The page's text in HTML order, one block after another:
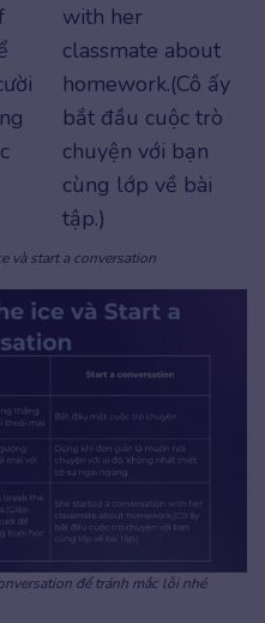
with her
classmate about
homework.(Cô ấy
bắt đầu cuộc trò
chuyện với bạn
cùng lớp về bài
tập.)
và start a conversation
để tránh mắc lỗi nhé